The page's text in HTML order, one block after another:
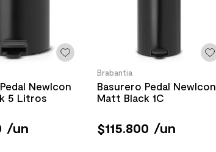
Newlcon
Matt Black 5 Litros
/un
Brabantia
Basurero Pedal Newlcon
Matt Black 1C
$115.800 /un